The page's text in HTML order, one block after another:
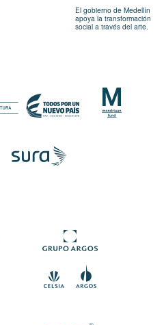
El gobierno de Medellín
apoya la transformación
social a través del arte.